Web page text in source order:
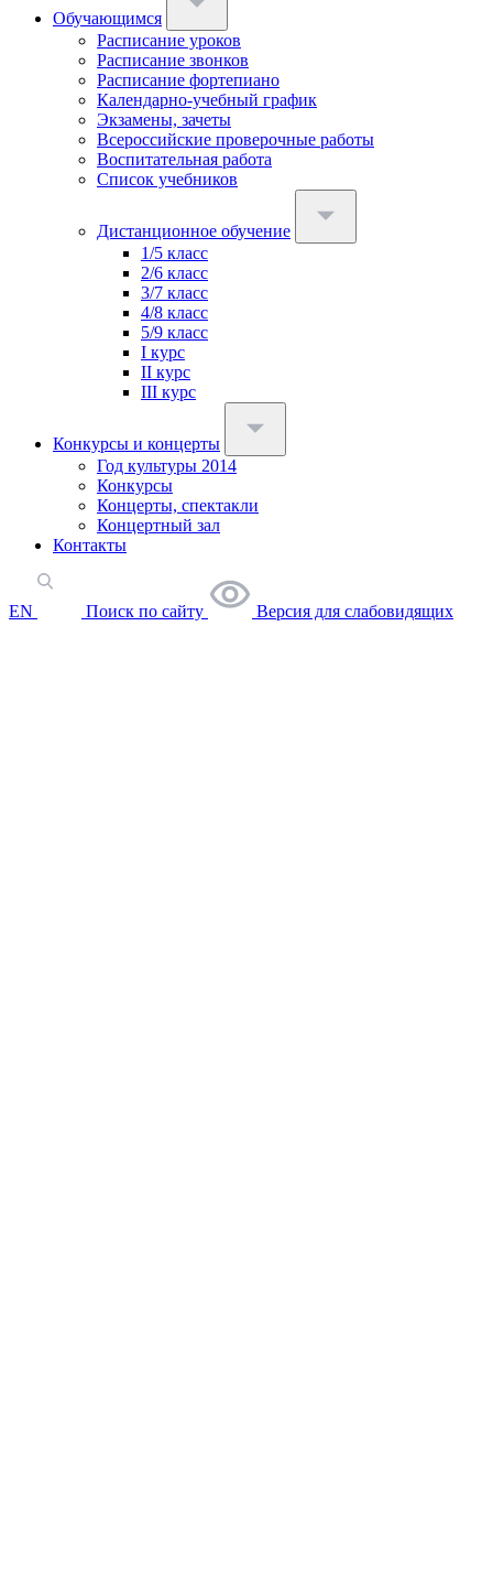
Обучающимся
Расписание уроков
Расписание звонков
Расписание фортепиано
Календарно-учебный график
Экзамены, зачеты
Всероссийские проверочные работы
Воспитательная работа
Список учебников
Дистанционное обучение
1/5 класс
2/6 класс
3/7 класс
4/8 класс
5/9 класс
I курс
II курс
III курс
Конкурсы и концерты
Год культуры 2014
Конкурсы
Концерты, спектакли
Концертный зал
Контакты
EN Поиск по сайту Версия для слабовидящих